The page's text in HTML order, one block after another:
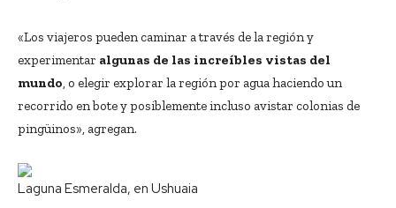
«Los viajeros pueden caminar a través de la región y
experimentar algunas de las increíbles vistas del
mundo , o elegir explorar la región por agua haciendo un
recorrido en bote y posiblemente incluso avistar colonias de
pingüinos», agregan.
Laguna Esmeralda, en Ushuaia